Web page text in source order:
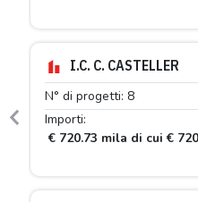
I.C. C. CASTELLER
N° di progetti: 8
Importi:
€ 720.73 mila di cui €
Previous